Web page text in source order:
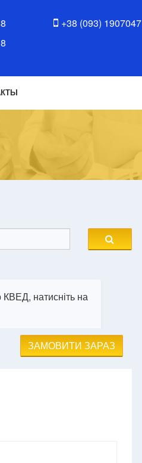
+38 (093) 1907047
натисніть на
ЗАМОВИТИ ЗАРАЗ